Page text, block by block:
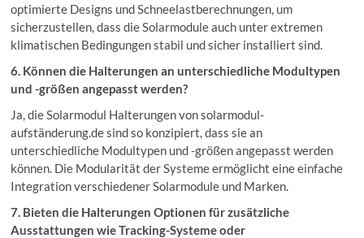
optimierte Designs und Schneelastberechnungen, um
sicherzustellen, dass die Solarmodule auch unter extremen
klimatischen Bedingungen stabil und sicher installiert sind.
6. Können die Halterungen an unterschiedliche Modultypen
und -größen angepasst werden?
Ja, die Solarmodul Halterungen von solarmodul-
aufständerung.de sind so konzipiert, dass sie an
unterschiedliche Modultypen und -größen angepasst werden
können. Die Modularität der Systeme ermöglicht eine einfache
Integration verschiedener Solarmodule und Marken.
7. Bieten die Halterungen Optionen für zusätzliche
Ausstattungen wie Tracking-Systeme oder